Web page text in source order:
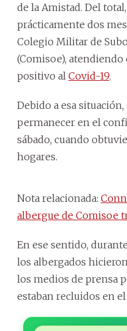
de la Amistad. Del
prácticamente dos
Colegio Militar de
(Comisoe), atendiendo
positivo al Covid-19.
Debido a esa
permanecer en el
sábado, cuando
hogares.
Nota relacionada:
albergue de Comisoe
En ese sentido,
los albergados
los medios de prensa
estaban recluidos en